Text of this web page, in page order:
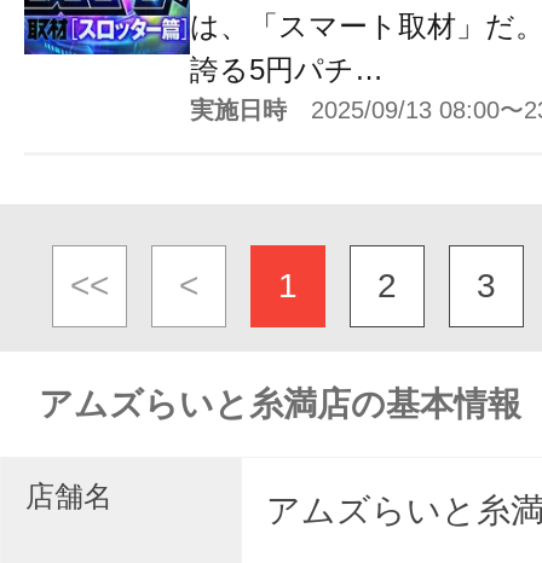
は、「スマート取材」だ
誇る5円パチ…
実施日時 2025/09/13 08:00〜
<< < 1 2 3
アムズらいと糸満店の基本情報
店舗名 アムズらいと糸